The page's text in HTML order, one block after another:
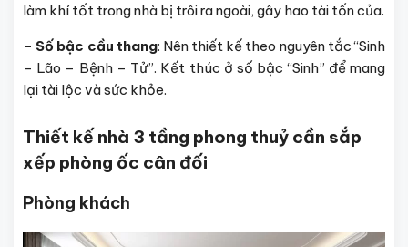
làm khí tốt trong nhà bị trôi ra ngoài, gây hao tài tốn của.
– Số bậc cầu thang: Nên thiết kế theo nguyên tắc “Sinh
– Lão – Bệnh – Tử”. Kết thúc ở số bậc “Sinh” để mang
lại tài lộc và sức khỏe.
Thiết kế nhà 3 tầng phong thuỷ cần sắp
xếp phòng ốc cân đối
Phòng khách